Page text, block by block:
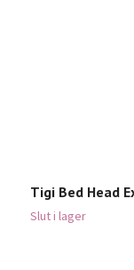
Tigi Bed Head
Slut i lager